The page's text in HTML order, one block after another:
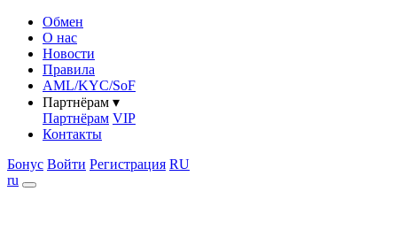
Обмен
О нас
Новости
Правила
AML/KYC/SoF
Партнёрам ▾
Партнёрам VIP
Контакты
Бонус Войти Регистрация RU
ru